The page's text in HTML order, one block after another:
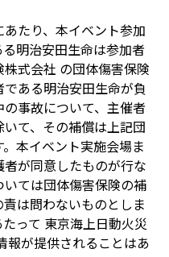
たり、本イベント参加
明治安田生命は参加者
式会社 の団体傷害保険
ある明治安田生命が負
事故について、主催者
て、その補償は上記団
本イベント実施会場ま
が同意したものが行な
ては団体傷害保険の補
は問わないものとしま
って 東京海上日動火災
報が提供されることはあ